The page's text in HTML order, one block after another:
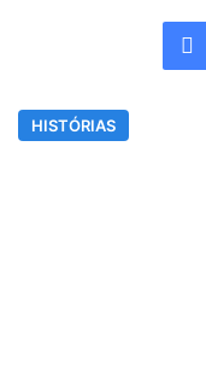
HISTÓRIAS